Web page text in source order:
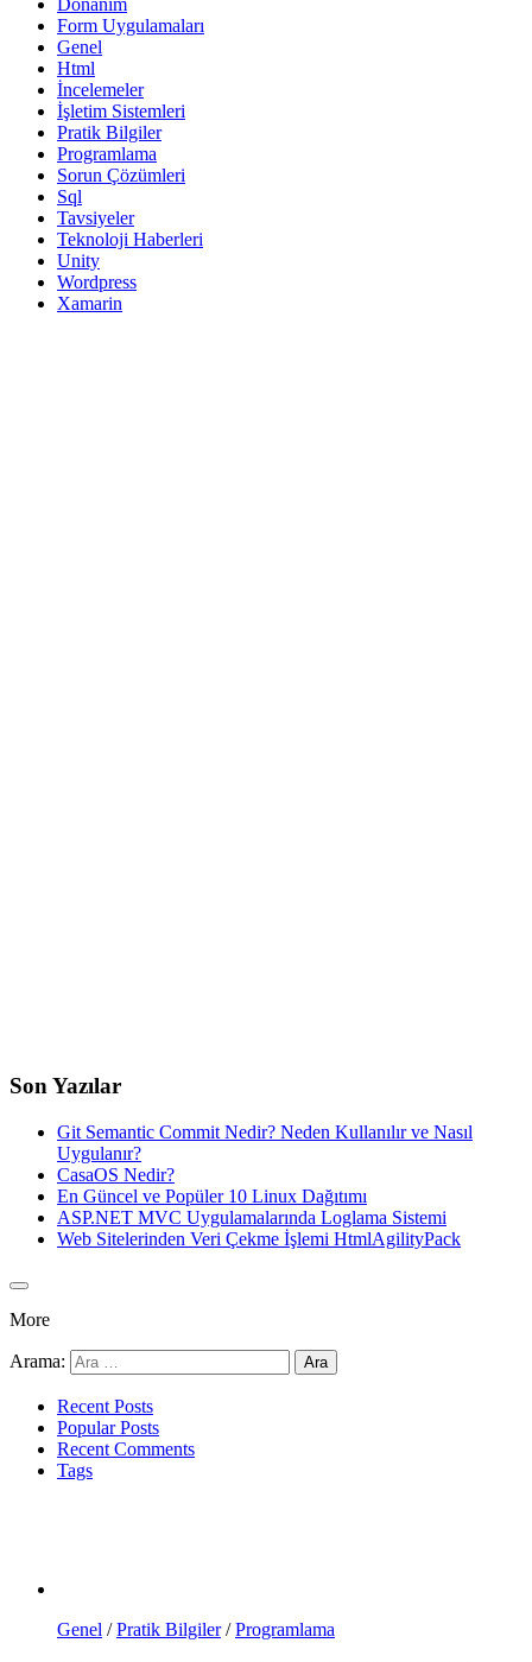
Donanım
Form Uygulamaları
Genel
Html
İncelemeler
İşletim Sistemleri
Pratik Bilgiler
Programlama
Sorun Çözümleri
Sql
Tavsiyeler
Teknoloji Haberleri
Unity
Wordpress
Xamarin
Son Yazılar
Git Semantic Commit Nedir? Neden Kullanılır ve Nasıl
Uygulanır?
CasaOS Nedir?
En Güncel ve Popüler 10 Linux Dağıtımı
ASP.NET MVC Uygulamalarında Loglama Sistemi
Web Sitelerinden Veri Çekme İşlemi HtmlAgilityPack
More
Arama:
Recent Posts
Popular Posts
Recent Comments
Tags
Genel /Pratik Bilgiler/Programlama